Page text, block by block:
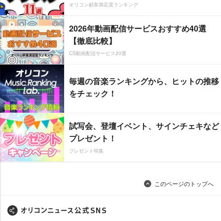
オリコン顧客満足度ランキング
2026年動画配信サービスおすすめ40選
【徹底比較】
CS動画配信サービス20選
毎週の音楽ランキングから、ヒットの推移
をチェック！
試写会、登壇イベント、サインチェキなど
プレゼント！
プレゼント特集
このページのトップへ